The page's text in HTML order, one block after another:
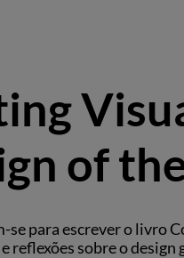
of
se para escrever o livro
reflexões sobre o design